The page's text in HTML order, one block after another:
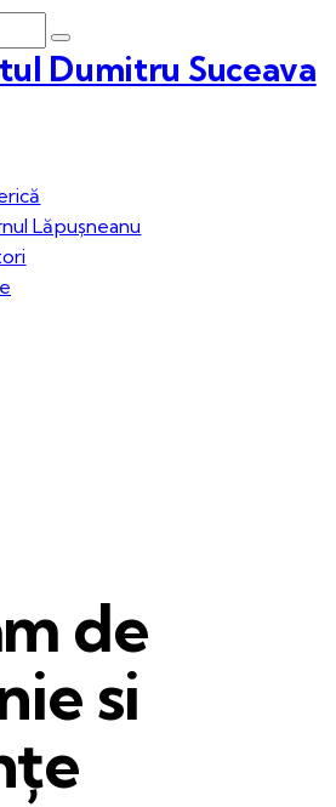
Dumitru Suceava
Lăpușneanu
de
si